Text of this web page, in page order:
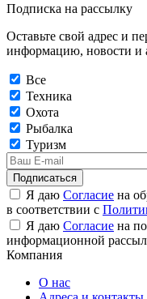
Подписка на рассылку
Оставьте свой адрес и
информацию, новости и
Все
Техника
Охота
Рыбалка
Туризм
Подписаться
Я даю Согласие на
в соответствии с
Я даю Согласие на
информационной
Компания
О нас